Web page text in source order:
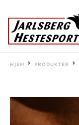
HJEM PRODUKTER